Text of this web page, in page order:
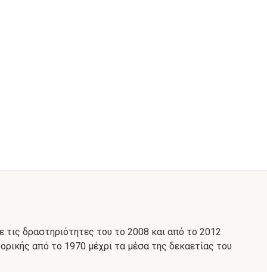
δραστηριότητες του το 2008 και από το 2012
από το 1970 μέχρι τα μέσα της δεκαετίας του